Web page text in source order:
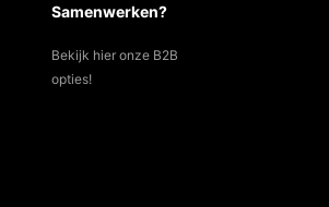
Samenwerken?
Bekijk hier onze B2B
opties!